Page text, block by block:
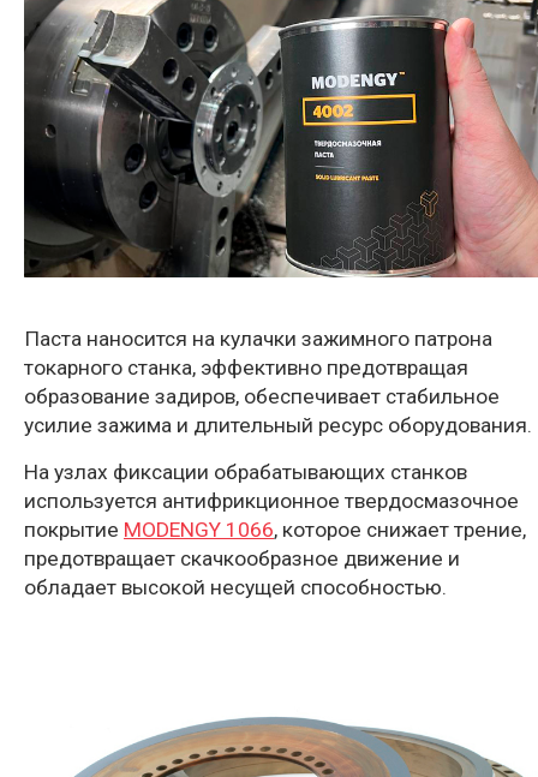
Паста наносится на кулачки зажимного патрона
токарного станка, эффективно предотвращая
образование задиров, обеспечивает стабильное
усилие зажима и длительный ресурс оборудования.
На узлах фиксации обрабатывающих станков
используется антифрикционное твердосмазочное
покрытие MODENGY 1066, которое снижает трение,
предотвращает скачкообразное движение и
обладает высокой несущей способностью.